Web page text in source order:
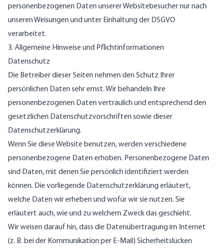
personenbezogenen Daten unserer Websitebesucher nur nach
unseren Weisungen und unter Einhaltung der DSGVO
verarbeitet.
3. Allgemeine Hinweise und Pflicht­informationen
Datenschutz
Die Betreiber dieser Seiten nehmen den Schutz Ihrer
persönlichen Daten sehr ernst. Wir behandeln Ihre
personenbezogenen Daten vertraulich und entsprechend den
gesetzlichen Datenschutzvorschriften sowie dieser
Datenschutzerklärung.
Wenn Sie diese Website benutzen, werden verschiedene
personenbezogene Daten erhoben. Personenbezogene Daten
sind Daten, mit denen Sie persönlich identifiziert werden
können. Die vorliegende Datenschutzerklärung erläutert,
welche Daten wir erheben und wofür wir sie nutzen. Sie
erläutert auch, wie und zu welchem Zweck das geschieht.
Wir weisen darauf hin, dass die Datenübertragung im Internet
(z. B. bei der Kommunikation per E-Mail) Sicherheitslücken